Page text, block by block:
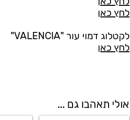
לחץ כאן
לקטלוג דמוי עור "VALENCIA"
לחץ כאן
אולי תאהבו גם ...